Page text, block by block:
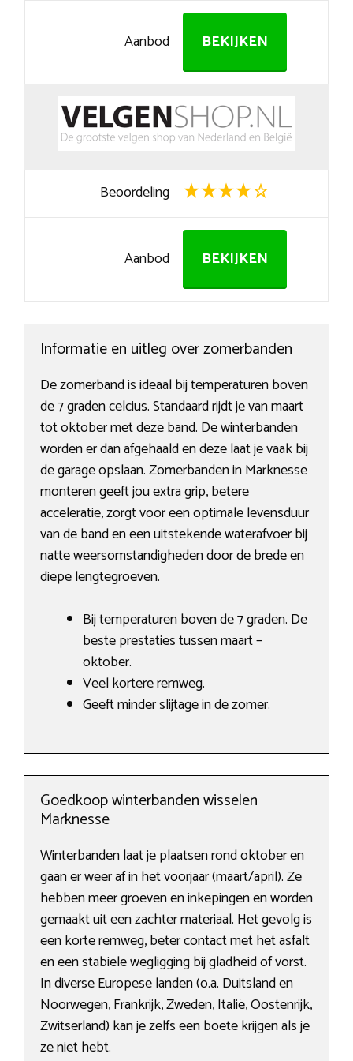
Aanbod BEKIJKEN
Beoordeling
Aanbod BEKIJKEN
Informatie en uitleg over zomerbanden
De zomerband is ideaal bij temperaturen boven
de 7 graden celcius. Standaard rijdt je van maart
tot oktober met deze band. De winterbanden
worden er dan afgehaald en deze laat je vaak bij
de garage opslaan. Zomerbanden in Marknesse
monteren geeft jou extra grip, betere
acceleratie, zorgt voor een optimale levensduur
van de band en een uitstekende waterafvoer bij
natte weersomstandigheden door de brede en
diepe lengtegroeven.
Bij temperaturen boven de 7 graden. De
beste prestaties tussen maart –
oktober.
Veel kortere remweg.
Geeft minder slijtage in de zomer.
Goedkoop winterbanden wisselen
Marknesse
Winterbanden laat je plaatsen rond oktober en
gaan er weer af in het voorjaar (maart/april). Ze
hebben meer groeven en inkepingen en worden
gemaakt uit een zachter materiaal. Het gevolg is
een korte remweg, beter contact met het asfalt
en een stabiele wegligging bij gladheid of vorst.
In diverse Europese landen (o.a. Duitsland en
Noorwegen, Frankrijk, Zweden, Italië, Oostenrijk,
Zwitserland) kan je zelfs een boete krijgen als je
ze niet hebt.